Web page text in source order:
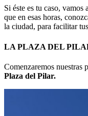
Si éste es tu caso,
que en esas horas,
la ciudad, para facilitar
LA PLAZA DEL
Comenzaremos nuestras
Plaza del Pilar.